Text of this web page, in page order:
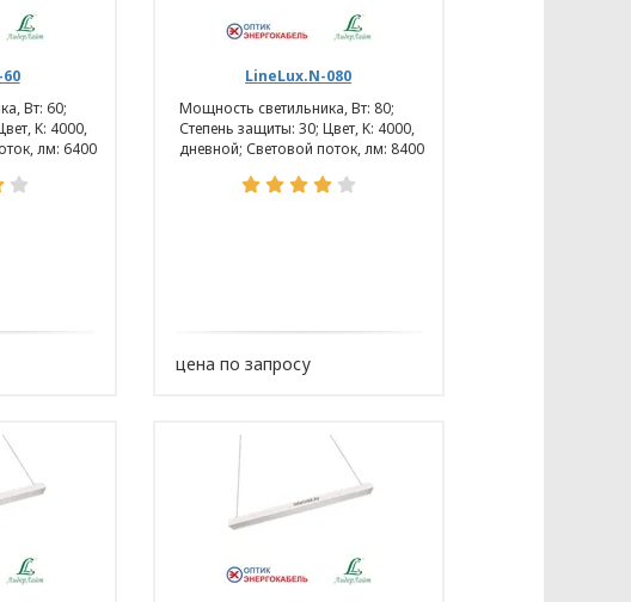
Вт: 60;
K: 4000,
лм: 6400
LineLux.N-080
Мощность светильника, Вт: 80;
Степень защиты: 30; Цвет, K: 4000,
дневной; Световой поток, лм: 8400
цена по запросу
персональных данных разрабатывает
(Приложение 1)
и биологические особенности
пальцев рук, ладоней, радужная оболочка
данным без их удаления;